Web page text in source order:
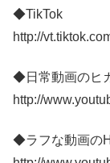
◆TikTok
http://
◆日常動画のヒ
http://
◆ラフな動画の